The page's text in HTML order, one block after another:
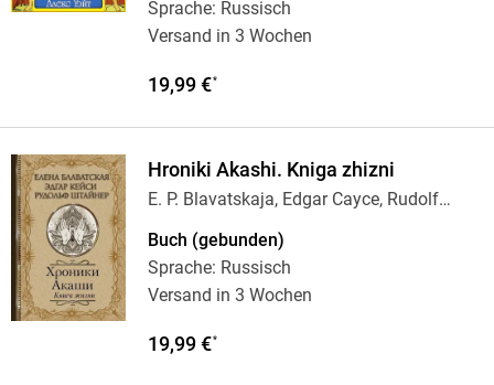
Sprache: Russisch
Versand in 3 Wochen
19,99 €*
Hroniki Akashi. Kniga zhizni
E. P. Blavatskaja, Edgar Cayce, Rudolf
Steiner
Buch (gebunden)
Sprache: Russisch
Versand in 3 Wochen
19,99 €*